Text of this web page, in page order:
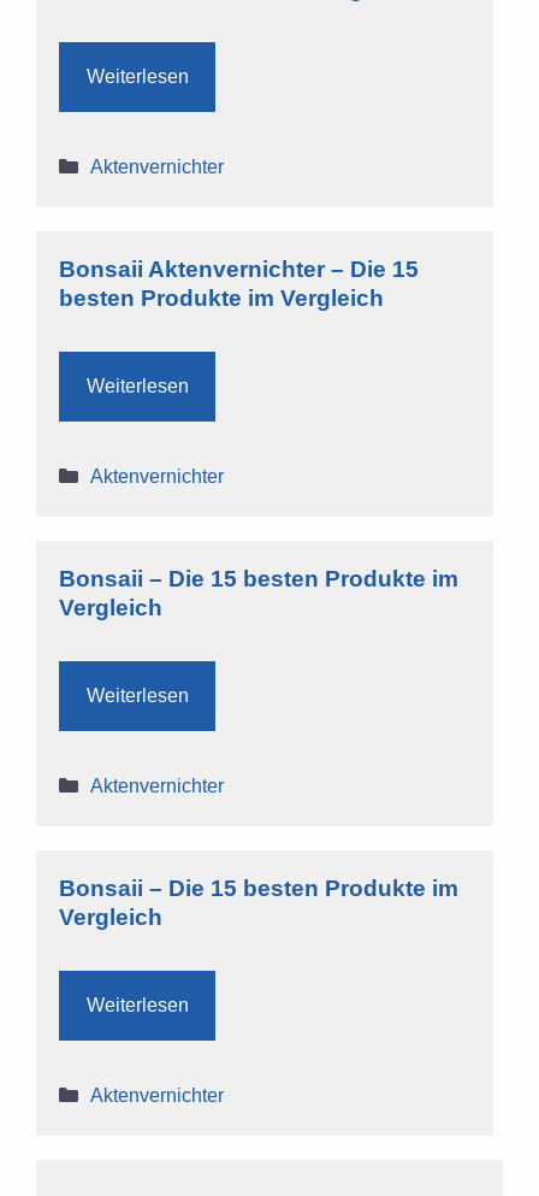
Weiterlesen
Kategorien
Aktenvernichter
Bonsaii Aktenvernichter – Die 15
besten Produkte im Vergleich
Weiterlesen
Kategorien
Aktenvernichter
Bonsaii – Die 15 besten Produkte im
Vergleich
Weiterlesen
Kategorien
Aktenvernichter
Bonsaii – Die 15 besten Produkte im
Vergleich
Weiterlesen
Kategorien
Aktenvernichter